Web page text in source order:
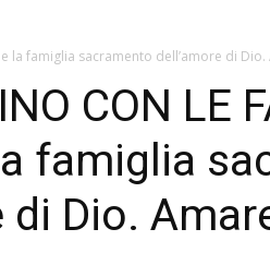
la famiglia sacramento dell’amore di Dio.
CON LE
famiglia
di Dio.